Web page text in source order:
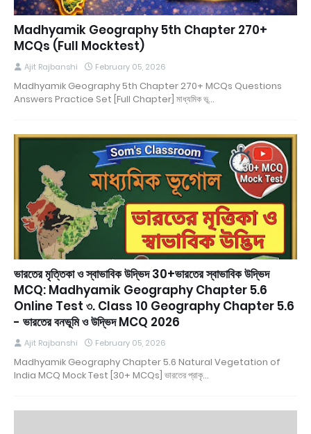
Madhyamik Geography 5th Chapter 270+
MCQs (Full Mocktest)
Ajit Rajbanshi February 05, 2026
Madhyamik Geography 5th Chapter 270+ MCQs Questions
Answers Practice Set [Full Chapter] মাধ্যমিক ভূ…
ভারতের মৃত্তিকা ও স্বাভাবিক উদ্ভিদ 30+ভারতের স্বাভাবিক উদ্ভিদ
MCQ: Madhyamik Geography Chapter 5.6
Online Test ৩. Class 10 Geography Chapter 5.6
- ভারতের বনভূমি ও উদ্ভিদ MCQ 2026
Ajit Rajbanshi February 05, 2026
Madhyamik Geography Chapter 5.6 Natural Vegetation of
India MCQ Mock Test [30+ MCQs] ভারতের প্রাকৃ…